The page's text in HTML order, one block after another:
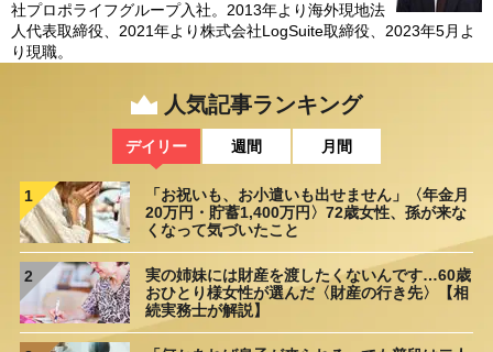
社プロポライフグループ入社。2013年より海外現地法
人代表取締役、2021年より株式会社LogSuite取締役、2023年5月よ
り現職。
人気記事ランキング
デイリー 週間 月間
1
「お祝いも、お小遣いも出せません」〈年金月
20万円・貯蓄1,400万円〉72歳女性、孫が来な
くなって気づいたこと
2
実の姉妹には財産を渡したくないんです…60歳
おひとり様女性が選んだ〈財産の行き先〉【相
続実務士が解説】